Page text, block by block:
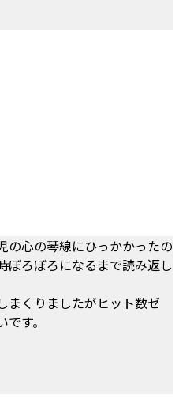
の心の琴線にひっかかったの
ぼろぼろになるまで読み返し
まくりましたがヒット数ゼ
す。